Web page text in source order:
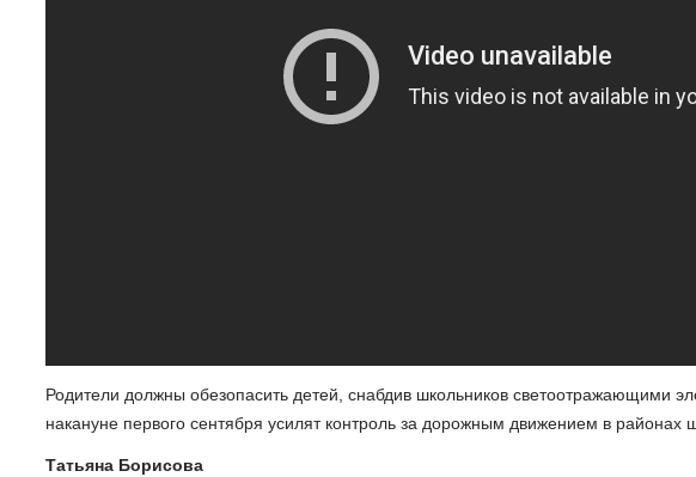
Родители должны обезопасить детей, снабдив школьников светоотражающими
накануне первого сентября усилят контроль за дорожным движением в районах
Татьяна Борисова